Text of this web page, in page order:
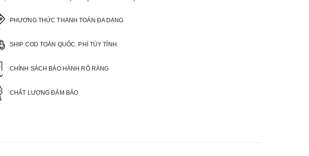
PHƯƠNG THỨC THANH TOÁN ĐA DẠNG
SHIP COD TOÀN QUỐC. PHÍ TÙY TỈNH.
CHÍNH SÁCH BẢO HÀNH RÕ RÀNG
CHẤT LƯỢNG ĐẢM BẢO